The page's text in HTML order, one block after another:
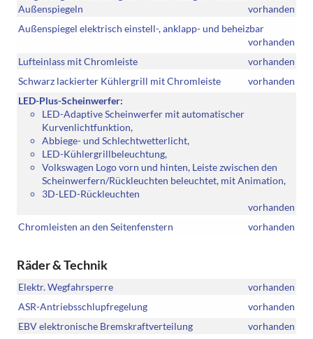
Außenspiegeln
vorhanden
Außenspiegel elektrisch einstell-, anklapp- und beheizbar
vorhanden
Lufteinlass mit Chromleiste
vorhanden
Schwarz lackierter Kühlergrill mit Chromleiste
vorhanden
LED-Plus-Scheinwerfer:
LED-Adaptive Scheinwerfer mit automatischer
Kurvenlichtfunktion,
Abbiege- und Schlechtwetterlicht,
LED-Kühlergrillbeleuchtung,
Volkswagen Logo vorn und hinten, Leiste zwischen den
Scheinwerfern/Rückleuchten beleuchtet, mit Animation,
3D-LED-Rückleuchten
vorhanden
Chromleisten an den Seitenfenstern
vorhanden
Räder & Technik
Elektr. Wegfahrsperre
vorhanden
ASR-Antriebsschlupfregelung
vorhanden
EBV elektronische Bremskraftverteilung
vorhanden